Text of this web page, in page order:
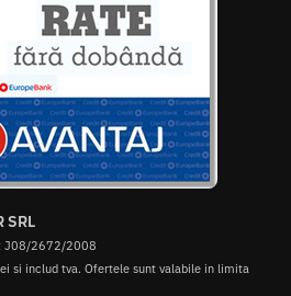
SRL
J08/2672/2008
si includ tva. Ofertele sunt valabile in limita